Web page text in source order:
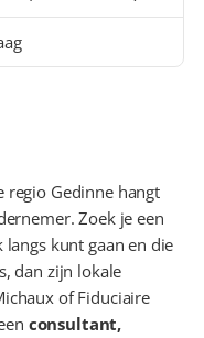
regio Gedinne hangt
langs kunt gaan en die
dan zijn lokale
of Fiduciaire
consultant,